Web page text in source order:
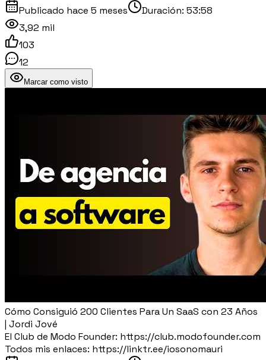
Publicado hace 5 meses Duración: 53:58
3,92 mil
103
12
Marcar como visto
Cómo Consiguió 200 Clientes Para Un SaaS con 23 Años
| Jordi Jové
El Club de Modo Founder: https://club.modofounder.com
Todos mis enlaces: https://linktr.ee/iosonomauri